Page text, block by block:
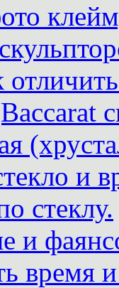
и
стеклу.
и
время